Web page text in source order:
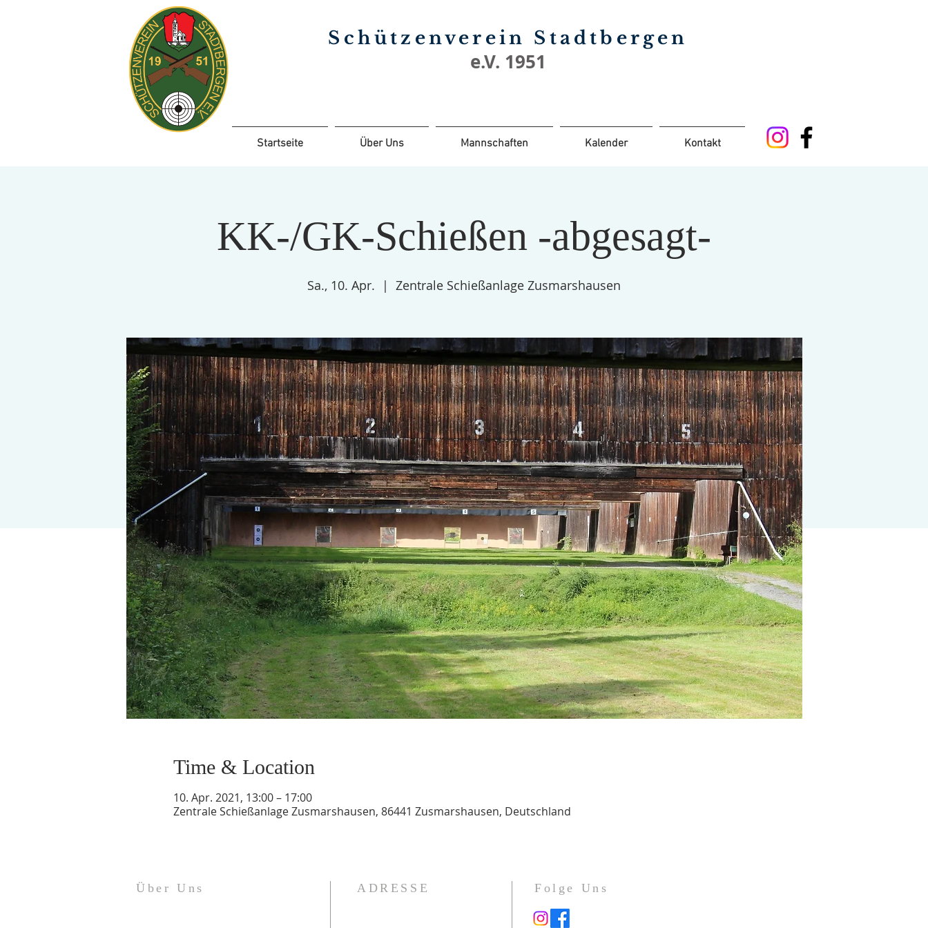
Schützenverein Stadtbergen
e.V. 1951
Startseite Über Uns Mannschaften Kalender Kontakt
KK-/GK-Schießen -abgesagt-
Sa., 10. Apr.
  |
Zentrale Schießanlage Zusmarshausen
Time & Location
10. Apr. 2021, 13:00 – 17:00
Zentrale Schießanlage Zusmarshausen, 86441 Zusmarshausen, Deutschland
Über Uns ADRESSE Folge Uns